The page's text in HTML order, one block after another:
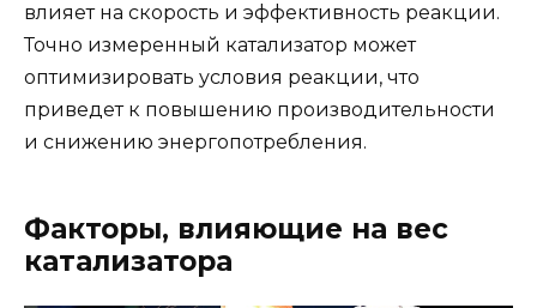
влияет на скорость и эффективность реакции.
Точно измеренный катализатор может
оптимизировать условия реакции, что
приведет к повышению производительности
и снижению энергопотребления.
Факторы, влияющие на вес
катализатора